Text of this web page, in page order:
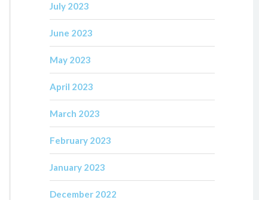
July 2023
June 2023
May 2023
April 2023
March 2023
February 2023
January 2023
December 2022